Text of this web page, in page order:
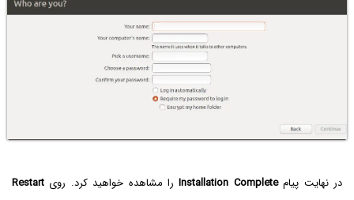
در نهایت پیامInstallation Completeرا مشاهده خواهید کرد. روی Restart